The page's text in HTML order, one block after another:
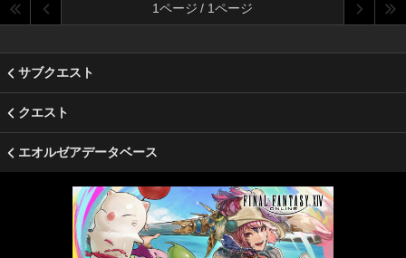
1ページ / 1ページ
サブクエスト
クエスト
エオルゼアデータベース